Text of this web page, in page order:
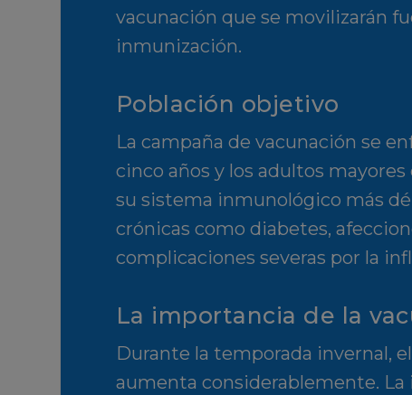
vacunación que se movilizarán
inmunización.
Población objetivo
La campaña de vacunación se
cinco años y los adultos
su sistema inmunológico más
crónicas como diabetes,
complicaciones severas por la
La importancia de la
Durante la temporada invernal,
aumenta considerablemente.